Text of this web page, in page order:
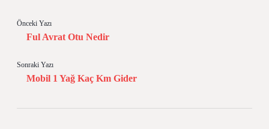
Önceki Yazı
Ful Avrat Otu Nedir
Sonraki Yazı
Mobil 1 Yağ Kaç Km Gider